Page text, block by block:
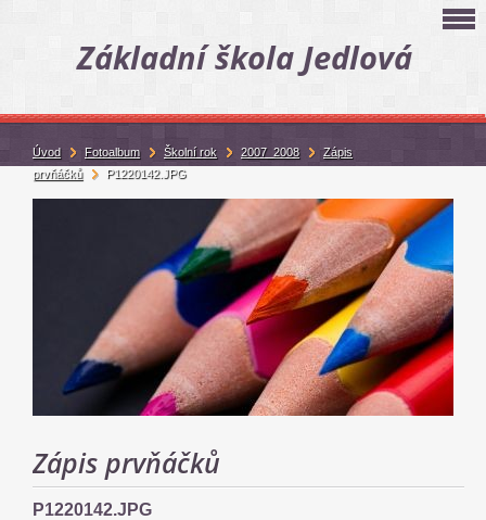
Základní škola Jedlová
Zápis prvňáčků
P1220142.JPG
Úvod Fotoalbum Školní rok 2007_2008
Zápis
prvňáčků
P1220142.JPG